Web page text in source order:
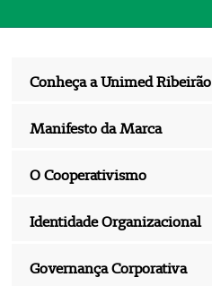
Conheça a Unimed Ribeirão
Manifesto da Marca
O Cooperativismo
Identidade Organizacional
Governança Corporativa